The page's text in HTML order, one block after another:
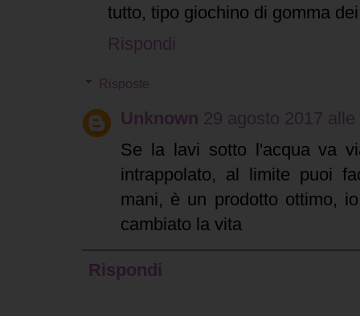
tutto, tipo giochino di gomma
Rispondi
Risposte
Unknown 29 agosto 2017
Se la lavi sotto l'acqua va
intrappolato, al limite puoi
mani, è un prodotto ottimo,
cambiato la vita
Rispondi